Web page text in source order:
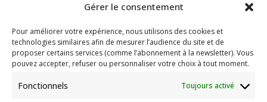
Gérer le consentement
Pour améliorer votre expérience, nous utilisons des cookies et
technologies similaires afin de mesurer l’audience du site et de
proposer certains services (comme l’abonnement à la newsletter). Vous
pouvez accepter, refuser ou personnaliser votre choix à tout moment.
Fonctionnels Toujours activé
Programme
Actualités
Ressources